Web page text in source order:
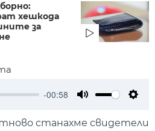
хешкода
за
-00:58
станахме свидетели